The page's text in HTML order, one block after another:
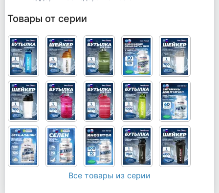
Товары от серии
Все товары из серии